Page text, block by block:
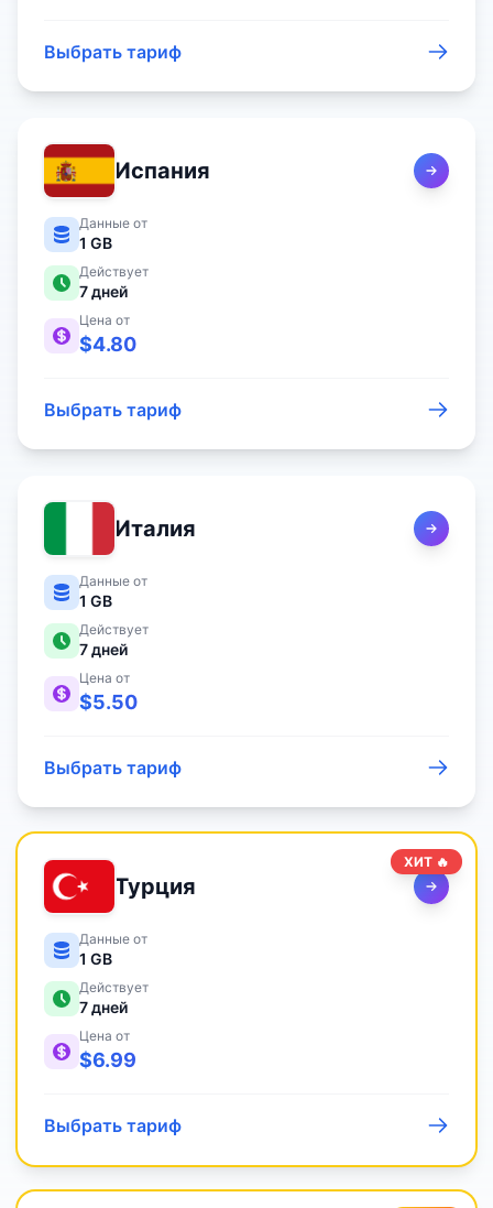
Выбрать тариф
Испания
Данные от
1 GB
Действует
7дней
Цена от
$4.80
Выбрать тариф
Италия
Данные от
1 GB
Действует
7дней
Цена от
$5.50
Выбрать тариф
ХИТ 🔥
Турция
Данные от
1 GB
Действует
7дней
Цена от
$6.99
Выбрать тариф